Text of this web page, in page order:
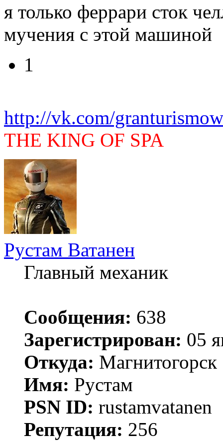
я только феррари сток
мучения с этой машиной
1
http://vk.com/
THE KING OF SPA
Рустам Ватанен
Главный механик
Сообщения: 638
Зарегистрирован: 05
Откуда: Магнитогорск
Имя: Рустам
PSN ID: rustamvatanen
Репутация: 256